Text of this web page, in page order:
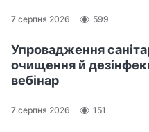
7 серпня 2026 599
Упровадження
очищення й
вебінар
7 серпня 2026 151